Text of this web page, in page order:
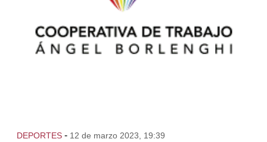
DEPORTES - 12 de marzo 2023, 19:39